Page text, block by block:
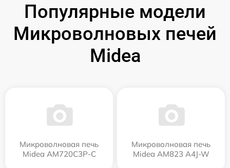
Популярные модели
Микроволновых печей
Midea
Микроволновая печь
Midea AM720C3P-C
Микроволновая печь
Midea AM823 A4J-W